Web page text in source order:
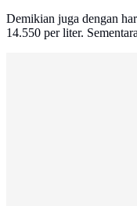
Demikian juga dengan
14.550 per liter.